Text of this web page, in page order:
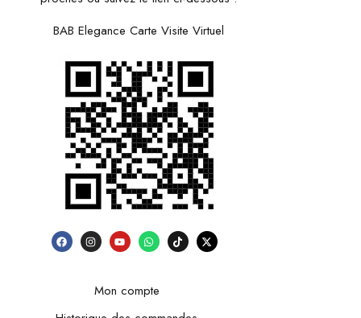
BAB Elegance Carte Visite Virtuel
Mon compte